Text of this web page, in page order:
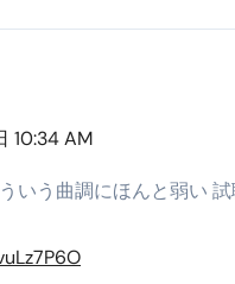
手袋の選び方 完全ガイド
選び方 完全ガイド｜集音
い「爪切り」完全ガイ
何か──北海道の海と暮
10:34 AM
いう曲調にほんと弱い